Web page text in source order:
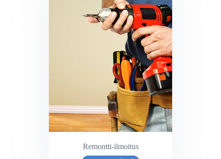
Remontti-ilmoitus